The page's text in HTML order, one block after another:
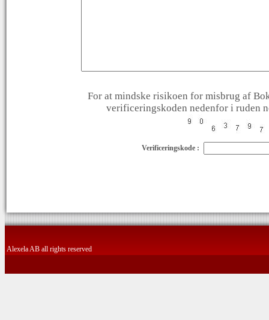
For at mindske risikoen for misbrug af
verificeringskoden nedenfor i ruden
Verificeringskode :
Alexela AB all rights reserved